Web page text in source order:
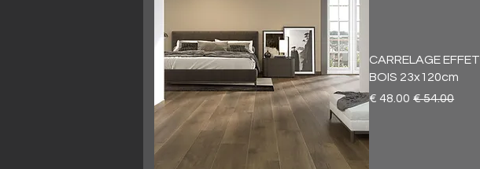
CARRELAGE EFFET
BOIS 23x120cm
سعر عاديسعر البيع